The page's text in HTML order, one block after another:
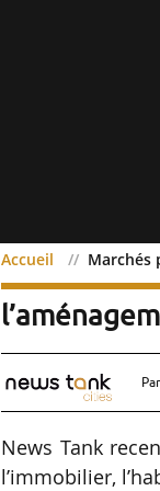
Accueil Marchés
Marchés
News Tank
l’immobilier,